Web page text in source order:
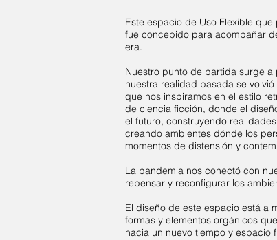
Este espacio de Uso Flexible
fue concebido para acompañar
era.
Nuestro punto de partida surge
nuestra realidad pasada se
que nos inspiramos en el estilo
de ciencia ficción, donde el
el futuro, construyendo
creando ambientes dónde los
momentos de distensión y
La pandemia nos conectó con
repensar y reconfigurar los
El diseño de este espacio está a
formas y elementos orgánicos
hacia un nuevo tiempo y espacio